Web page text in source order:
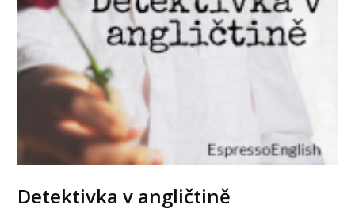
Detektivka v angličtině